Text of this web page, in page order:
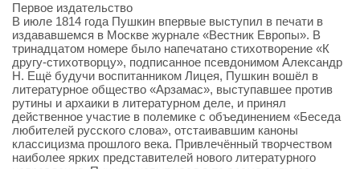
Первое издательство
В июле 1814 года Пушкин впервые выступил в печати в
издававшемся в Москве журнале «Вестник Европы». В
тринадцатом номере было напечатано стихотворение «К
другу-стихотворцу», подписанное псевдонимом Александр
Н. Ещё будучи воспитанником Лицея, Пушкин вошёл в
литературное общество «Арзамас», выступавшее против
рутины и архаики в литературном деле, и принял
действенное участие в полемике с объединением «Беседа
любителей русского слова», отстаивавшим каноны
классицизма прошлого века. Привлечённый творчеством
наиболее ярких представителей нового литературного